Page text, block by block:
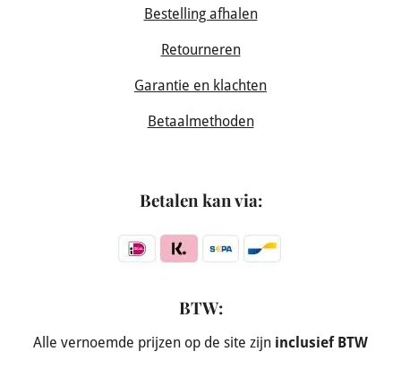
Bestelling afhalen
Retourneren
Garantie en klachten
Betaalmethoden
Betalen kan via:
BTW:
Alle vernoemde prijzen op de site zijn inclusief BTW